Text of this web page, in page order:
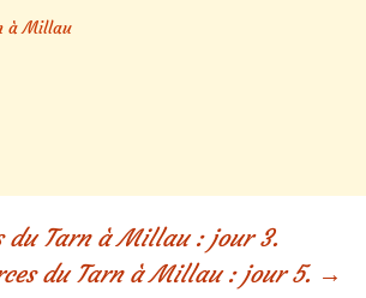
à Millau
du Tarn à Millau : jour 3.
du Tarn à Millau : jour 5. →